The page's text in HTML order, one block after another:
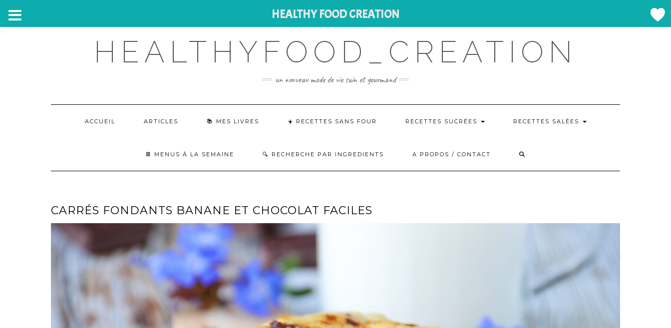
HEALTHYFOOD_CREATION
un nouveau mode de vie sain et gourmand
ACCUEIL ARTICLES MES LIVRES ☀️ RECETTES SANS FOUR RECETTES SUCRÉES RECETTES SALÉES
📆 MENUS À LA SEMAINE RECHERCHE PAR INGREDIENTS A PROPOS / CONTACT
CARRÉS FONDANTS BANANE ET CHOCOLAT FACILES
HEALTHY FOOD CREATION